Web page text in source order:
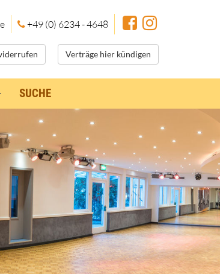
+49 (0) 6234 - 4648
Verträge hier kündigen
SUCHE